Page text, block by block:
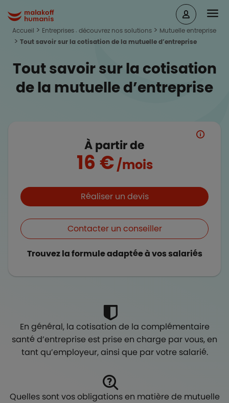
Malakoff Humanis Accueil
Accueil Entreprises : découvrez nos solutions
Mutuelle entreprise
Tout savoir sur la cotisation de la mutuelle d’entreprise
Tout savoir sur la cotisation
de la mutuelle d’entreprise
À partir de
16 €/mois
Boutons et liensRéaliser un devis
Contacter un conseiller
Trouvez la formule adaptée à vos salariés
En général, la cotisation de la complémentaire
santé d’entreprise est prise en charge par vous, en
tant qu’employeur, ainsi que par votre salarié.
Quelles sont vos obligations en matière de mutuelle